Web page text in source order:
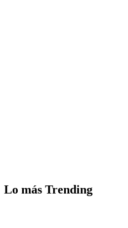
Lo más Trending